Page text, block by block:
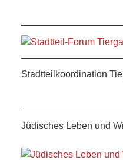
Stadtteilkoordination
Jüdisches Leben und